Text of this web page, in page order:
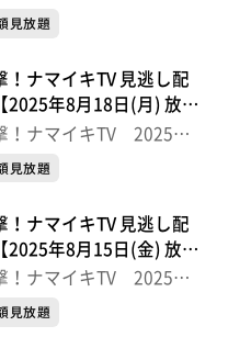
見放題
！ナマイキTV 見逃し配
2025年8月18日(月) 放送
！ナマイキTV 2025後
見放題
！ナマイキTV 見逃し配
2025年8月15日(金) 放送
！ナマイキTV 2025後
見放題